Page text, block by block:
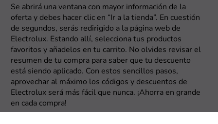
Se abrirá una ventana con mayor información de la
oferta y debes hacer clic en “Ir a la tienda”. En cuestión
de segundos, serás redirigido a la página web de
Electrolux. Estando allí, selecciona tus productos
favoritos y añadelos en tu carrito. No olvides revisar el
resumen de tu compra para saber que tu descuento
está siendo aplicado. Con estos sencillos pasos,
aprovechar al máximo los códigos y descuentos de
Electrolux será más fácil que nunca. ¡Ahorra en grande
en cada compra!